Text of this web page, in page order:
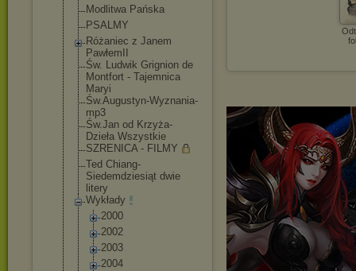
Modlitwa Pańska
PSALMY
Różaniec z Janem
PawłemII
Św. Ludwik Grignion de
Montfort - Tajemnica
Maryi
Św.Augustyn-Wyznania-
mp3
Św.Jan od Krzyża-
Dzieła Wszystkie
SZRENICA - FILMY
Ted Chiang-
Siedemdziesiąt dwie
litery
Wykłady
2000
2002
2003
2004